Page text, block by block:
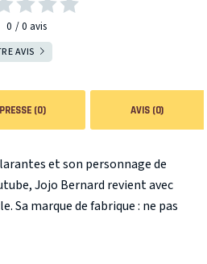
0 0 avis
AVIS
PRESSE (0) AVIS (0)
et son personnage de
Jojo Bernard revient avec
Sa marque de fabrique : ne pas
notre plus grand plaisir !
dans un nouveau one-man
avec son anglais